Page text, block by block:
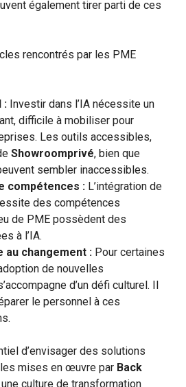
également tirer parti de ces
rencontrés par les PME
: Investir dans l’IA nécessite un
difficile à mobiliser pour
Les outils accessibles,
Showroomprivé, bien que
sembler inaccessibles.
compétences : L’intégration de
des compétences
de PME possèdent des
à l’IA.
au changement : Pour certaines
de nouvelles
d’un défi culturel. Il
le personnel à ces
d’envisager des solutions
mises en œuvre par Back
culture de transformation